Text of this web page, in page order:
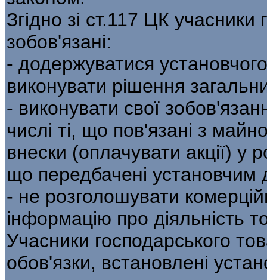
Згідно зі ст.117 ЦК
зобов'язані:
- додержуватися
виконувати рішення
- виконувати свої
числі ті, що пов'язані з
внески (оплачувати акції) у
що передбачені установчим
- не розголошувати
інформацію про діяльність
Учасники господарського
обов'язки, встановлені